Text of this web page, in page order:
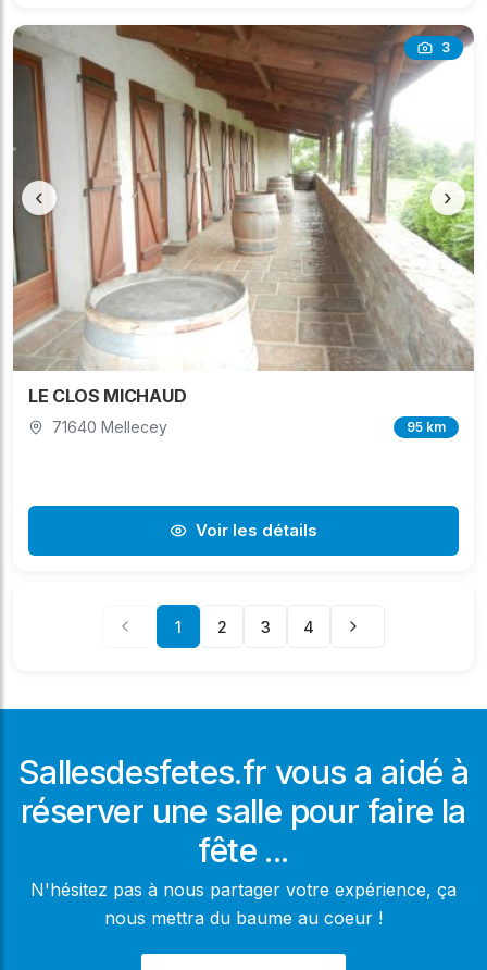
3
‹ ›
LE CLOS MICHAUD
71640 Mellecey 95 km
Voir les détails
1 2 3 4
Sallesdesfetes.fr vous a aidé à
réserver une salle pour faire la
fête ...
N'hésitez pas à nous partager votre expérience, ça
nous mettra du baume au coeur !